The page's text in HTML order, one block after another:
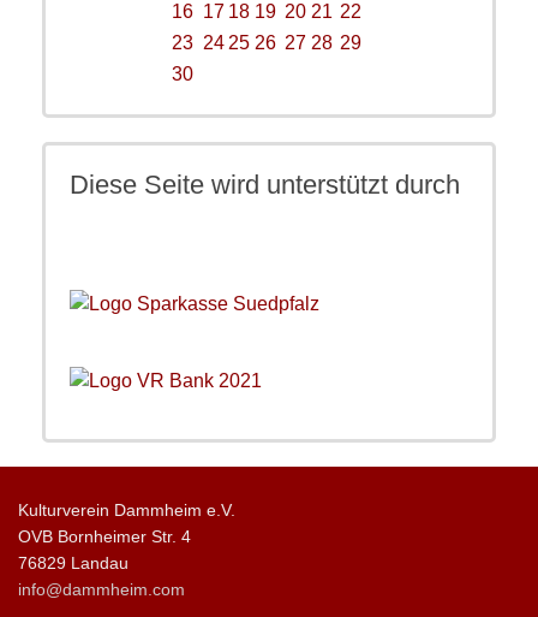
16 17 18 19 20 21 22
23 24 25 26 27 28 29
30
Diese Seite wird unterstützt durch
Kulturverein Dammheim e.V.
OVB Bornheimer Str. 4
76829 Landau
info@dammheim.com